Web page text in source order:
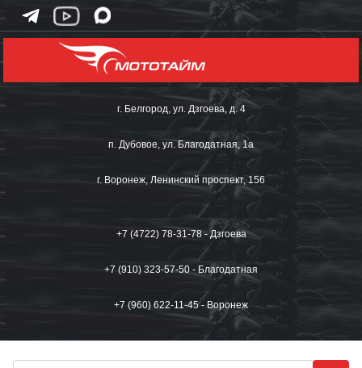
г. Белгород, ул. Дзгоева, д. 4
п. Дубовое, ул. Благодатная, 1а
г. Воронеж, Ленинский проспект, 156
+7 (4722) 78-31-78 - Дзгоева
+7 (910) 323-57-50 - Благодатная
+7 (960) 622-11-45 - Воронеж